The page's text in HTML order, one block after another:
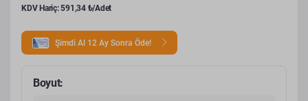
KDV Hariç: 591,34 ₺/Adet
Şimdi Al 12 Ay Sonra Öde!
Boyut: